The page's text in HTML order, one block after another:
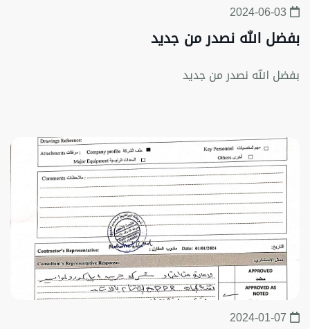
2024-06-03
بفضل الله نصدر من جديد
بفضل الله نصدر من جديد
2024-01-07